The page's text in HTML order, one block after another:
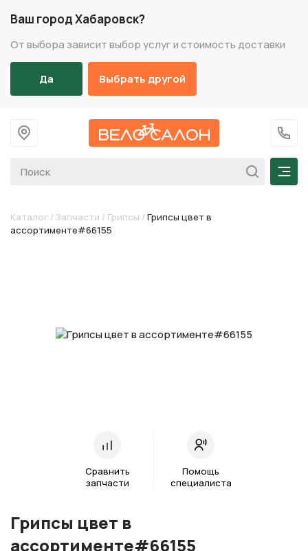
Ваш город Хабаровск?
От выбора зависит выбор услуг и стоимость доставки
Да Выбрать другой
На главную
+7
Каталог / Запчасти / Грипсы / Грипсы цвет в
ассортименте#66155
Сравнить
запчасти
Помощь
специалиста
Грипсы цвет в
ассортименте#66155